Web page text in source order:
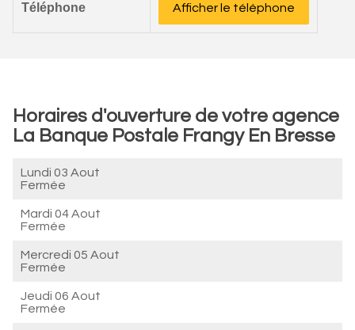
Téléphone Afficher le téléphone
Horaires d'ouverture de votre agence
La Banque Postale Frangy En Bresse
Lundi 03 Aout
Fermée
Mardi 04 Aout
Fermée
Mercredi 05 Aout
Fermée
Jeudi 06 Aout
Fermée